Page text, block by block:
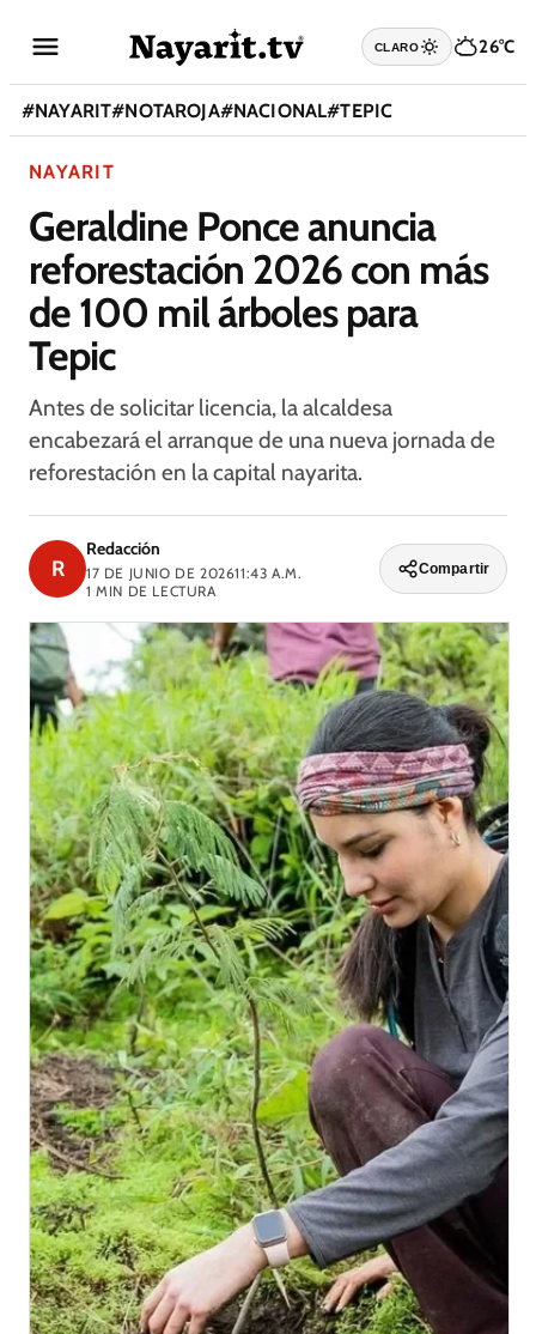
CLARO 26°C
#NAYARIT#NOTAROJA#NACIONAL#TEPIC
NAYARIT
Geraldine Ponce anuncia
reforestación 2026 con más
de 100 mil árboles para
Tepic
Antes de solicitar licencia, la alcaldesa
encabezará el arranque de una nueva jornada de
reforestación en la capital nayarita.
R
Redacción
17 DE JUNIO DE 202611:43 A.M.
1 MIN DE LECTURA
Compartir